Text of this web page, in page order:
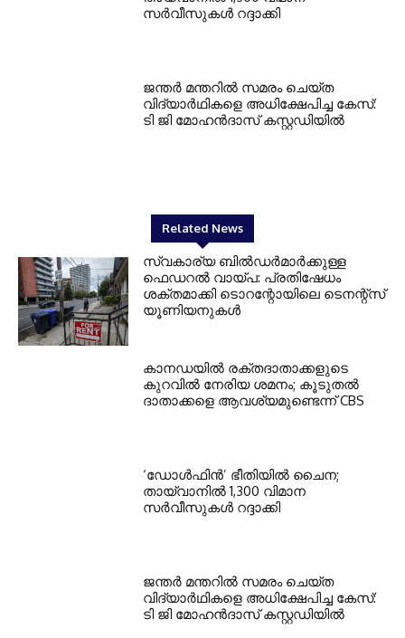
സര്‍വീസുകള്‍ റദ്ദാക്കി
ജന്തര്‍ മന്തറില്‍ സമരം ചെയ്ത
വിദ്യാര്‍ഥികളെ അധിക്ഷേപിച്ച കേസ്:
ടി ജി മോഹന്‍ദാസ് കസ്റ്റഡിയില്‍
Related News
സ്വകാര്യ ബില്‍ഡര്‍മാര്‍ക്കുള്ള
ഫെഡറല്‍ വായ്പ: പ്രതിഷേധം
ശക്തമാക്കി ടൊറന്റോയിലെ ടെനന്റ്‌സ്
യൂണിയനുകള്‍
കാനഡയില്‍ രക്തദാതാക്കളുടെ
കുറവില്‍ നേരിയ ശമനം; കൂടുതല്‍
ദാതാക്കളെ ആവശ്യമുണ്ടെന്ന് CBS
‘ഡോള്‍ഫിന്‍’ ഭീതിയില്‍ ചൈന;
തായ്വാനില്‍ 1,300 വിമാന
സര്‍വീസുകള്‍ റദ്ദാക്കി
ജന്തര്‍ മന്തറില്‍ സമരം ചെയ്ത
വിദ്യാര്‍ഥികളെ അധിക്ഷേപിച്ച കേസ്:
ടി ജി മോഹന്‍ദാസ് കസ്റ്റഡിയില്‍